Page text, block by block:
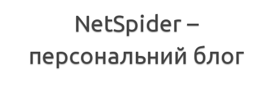
NetSpider –
персональний блог